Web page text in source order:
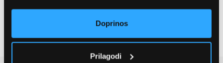
Doprinos
Prilagodi
33,9 cm
Dubina
29,8 cm